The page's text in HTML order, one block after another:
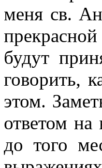
меня св.
будут
говорить,
этом.
ответом
до того